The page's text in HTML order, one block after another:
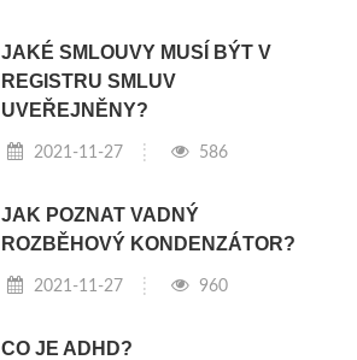
JAKÉ SMLOUVY MUSÍ BÝT V
REGISTRU SMLUV
UVEŘEJNĚNY?
2021-11-27 586
JAK POZNAT VADNÝ
ROZBĚHOVÝ KONDENZÁTOR?
2021-11-27 960
CO JE ADHD?